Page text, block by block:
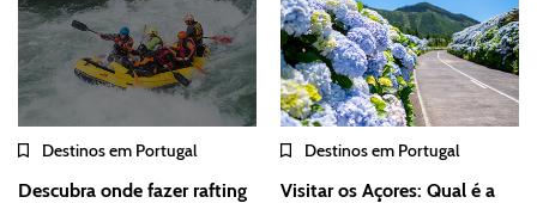
Destinos em Portugal
Descubra onde fazer rafting
Destinos em Portugal
Visitar os Açores: Qual é a